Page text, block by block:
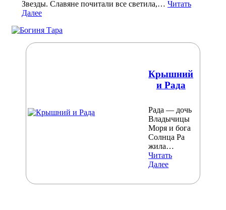
Звезды. Славяне почитали все светила,… Читать
Далее
Крышний
и Рада
Рада — дочь
Владычицы
Моря и бога
Солнца Ра
жила…
Читать
Далее